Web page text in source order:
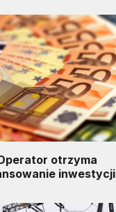
otrzyma
inwestycji